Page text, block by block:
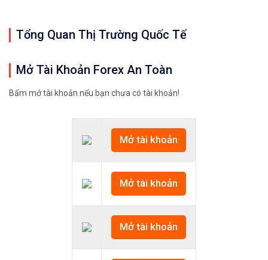
Tổng Quan Thị Trường Quốc Tế
Mở Tài Khoản Forex An Toàn
Bấm mở tài khoản nếu bạn chưa có tài khoản!
Mở tài khoản
Mở tài khoản
Mở tài khoản